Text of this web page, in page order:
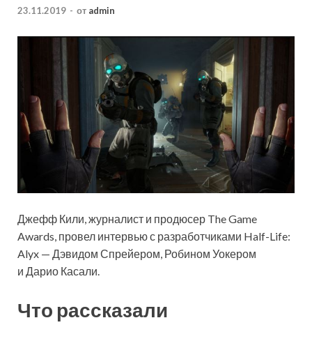
23.11.2019 - от admin
Джефф Кили, журналист и продюсер The Game
Awards, провел интервью с разработчиками Half-Life:
Alyx — Дэвидом Спрейером, Робином Уокером
и Дарио Касали.
Что рассказали